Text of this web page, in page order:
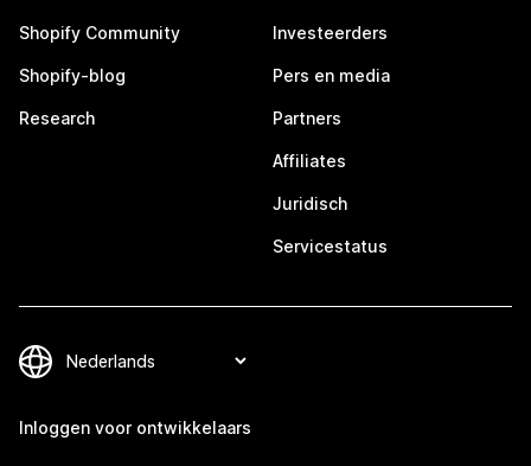
Shopify Community
Shopify-blog
Research
Investeerders
Pers en media
Partners
Affiliates
Juridisch
Servicestatus
Inloggen voor ontwikkelaars